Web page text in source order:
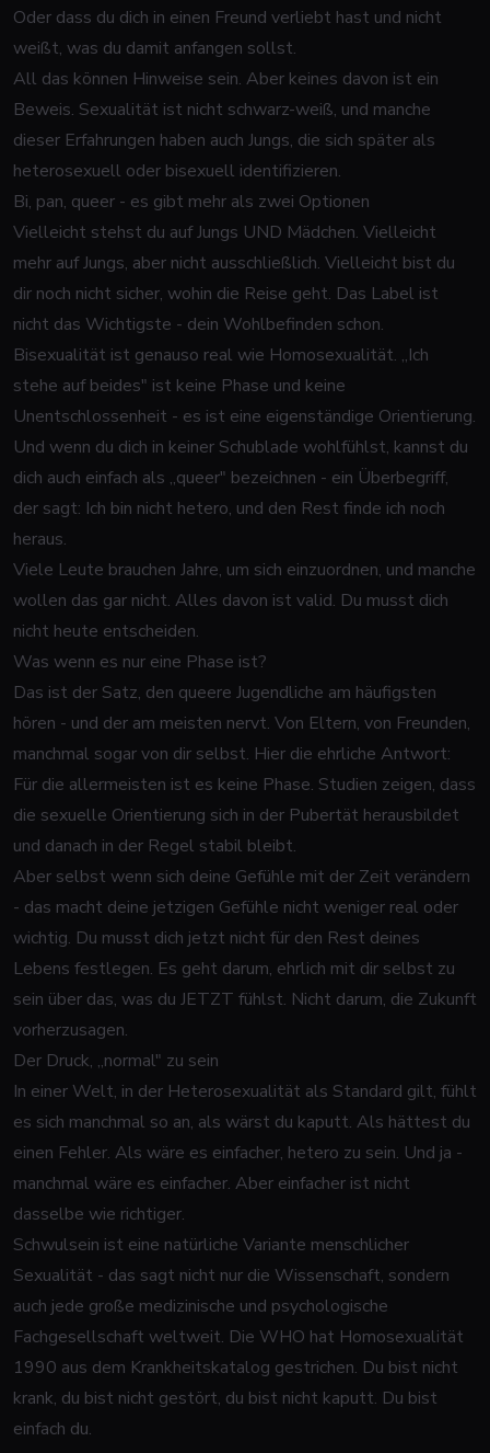
Oder dass du dich in einen Freund verliebt hast und nicht
weißt, was du damit anfangen sollst.
All das können Hinweise sein. Aber keines davon ist ein
Beweis. Sexualität ist nicht schwarz-weiß, und manche
dieser Erfahrungen haben auch Jungs, die sich später als
heterosexuell oder bisexuell identifizieren.
Bi, pan, queer - es gibt mehr als zwei Optionen
Vielleicht stehst du auf Jungs UND Mädchen. Vielleicht
mehr auf Jungs, aber nicht ausschließlich. Vielleicht bist du
dir noch nicht sicher, wohin die Reise geht. Das Label ist
nicht das Wichtigste - dein Wohlbefinden schon.
Bisexualität ist genauso real wie Homosexualität. „Ich
stehe auf beides" ist keine Phase und keine
Unentschlossenheit - es ist eine eigenständige Orientierung.
Und wenn du dich in keiner Schublade wohlfühlst, kannst du
dich auch einfach als „queer" bezeichnen - ein Überbegriff,
der sagt: Ich bin nicht hetero, und den Rest finde ich noch
heraus.
Viele Leute brauchen Jahre, um sich einzuordnen, und manche
wollen das gar nicht. Alles davon ist valid. Du musst dich
nicht heute entscheiden.
Was wenn es nur eine Phase ist?
Das ist der Satz, den queere Jugendliche am häufigsten
hören - und der am meisten nervt. Von Eltern, von Freunden,
manchmal sogar von dir selbst. Hier die ehrliche Antwort:
Für die allermeisten ist es keine Phase. Studien zeigen, dass
die sexuelle Orientierung sich in der Pubertät herausbildet
und danach in der Regel stabil bleibt.
Aber selbst wenn sich deine Gefühle mit der Zeit verändern
- das macht deine jetzigen Gefühle nicht weniger real oder
wichtig. Du musst dich jetzt nicht für den Rest deines
Lebens festlegen. Es geht darum, ehrlich mit dir selbst zu
sein über das, was du JETZT fühlst. Nicht darum, die Zukunft
vorherzusagen.
Der Druck, „normal" zu sein
In einer Welt, in der Heterosexualität als Standard gilt, fühlt
es sich manchmal so an, als wärst du kaputt. Als hättest du
einen Fehler. Als wäre es einfacher, hetero zu sein. Und ja -
manchmal wäre es einfacher. Aber einfacher ist nicht
dasselbe wie richtiger.
Schwulsein ist eine natürliche Variante menschlicher
Sexualität - das sagt nicht nur die Wissenschaft, sondern
auch jede große medizinische und psychologische
Fachgesellschaft weltweit. Die WHO hat Homosexualität
1990 aus dem Krankheitskatalog gestrichen. Du bist nicht
krank, du bist nicht gestört, du bist nicht kaputt. Du bist
einfach du.